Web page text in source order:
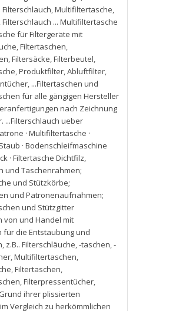
,Filterschlauch,Multifiltertasche,
,Filterschlauch ... Multifiltertasche
für Filtergeräte mit
,Filtertaschen,
,Filtersäcke,Filterbeutel,
,Produktfilter,Abluftfilter,
, ...Filtertaschen und
für alle gängigen Hersteller
nach Zeichnung
...Filterschlauch ueber
· Multifiltertasche ·
· Bodenschleifmaschine
· Filtertasche Dichtfilz,
und Taschenrahmen;
und Stützkörbe;
und Patronenaufnahmen;
und Stützgitter
von und Handel mit
für die Entstaubung und
, z.B.. Filterschläuche,-taschen,-
,Multifiltertaschen,
,Filtertaschen,
,Filterpressentücher,
ihrer plissierten
Vergleich zu herkömmlichen